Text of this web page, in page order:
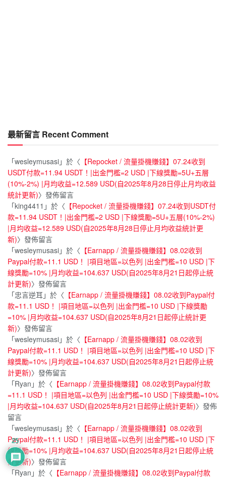
最新留言 Recent Comment
「wesleymusasi」於〈 【Repocket / 流量掛機賺錢】07.24收到
USDT付款=11.94 USDT！|出金門檻=2 USD |下線獎勵=5U+五層
(10%-2%) |月均收益=12.589 USD(自2025年8月28日停止月均收益
統計更新)〉發佈留言
「king4411 」於〈 【Repocket / 流量掛機賺錢】07.24收到USDT付
款=11.94 USDT！|出金門檻=2 USD |下線獎勵=5U+五層(10%-2%)
|月均收益=12.589 USD(自2025年8月28日停止月均收益統計更
新)〉發佈留言
「wesleymusasi」於〈 【Earnapp / 流量掛機賺錢】08.02收到
Paypal付款=11.1 USD！ |項目地區=以色列 |出金門檻=10 USD |下
線獎勵=10% |月均收益=104.637 USD(自2025年8月21日起停止統
計更新)〉發佈留言
「忠言逆耳」於〈 【Earnapp / 流量掛機賺錢】08.02收到Paypal付
款=11.1 USD！ |項目地區=以色列 |出金門檻=10 USD |下線獎勵
=10% |月均收益=104.637 USD(自2025年8月21日起停止統計更
新)〉發佈留言
「wesleymusasi」於〈 【Earnapp / 流量掛機賺錢】08.02收到
Paypal付款=11.1 USD！ |項目地區=以色列 |出金門檻=10 USD |下
線獎勵=10% |月均收益=104.637 USD(自2025年8月21日起停止統
計更新)〉發佈留言
「Ryan 」於〈 【Earnapp / 流量掛機賺錢】08.02收到Paypal付款
=11.1 USD！ |項目地區=以色列 |出金門檻=10 USD |下線獎勵=10%
|月均收益=104.637 USD(自2025年8月21日起停止統計更新)〉發佈
留言
「wesleymusasi」於〈 【Earnapp / 流量掛機賺錢】08.02收到
Paypal付款=11.1 USD！ |項目地區=以色列 |出金門檻=10 USD |下
線獎勵=10% |月均收益=104.637 USD(自2025年8月21日起停止統
計更新)〉發佈留言
「Ryan 」於〈 【Earnapp / 流量掛機賺錢】08.02收到Paypal付款
25